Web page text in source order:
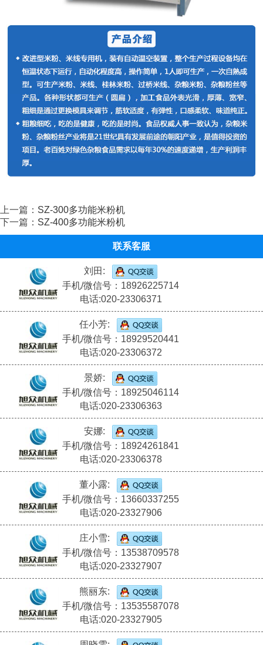
上一篇： SZ-300多功能米粉机
下一篇： SZ-400多功能米粉机
联系客服
刘田:
手机/微信号：18926225714
电话:020-23306371
任小芳:
手机/微信号：18929520441
电话:020-23306372
景娇:
手机/微信号：18925046114
电话:020-23306363
安娜:
手机/微信号：18924261841
电话:020-23306378
董小露:
手机/微信号：13660337255
电话:020-23327906
庄小雪:
手机/微信号：13538709578
电话:020-23327907
熊丽东:
手机/微信号：13535587078
电话:020-23327905